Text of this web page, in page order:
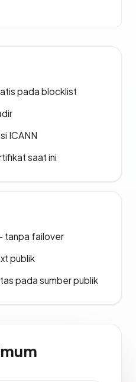
pada blocklist
ICANN
saat ini
tanpa failover
publik
pada sumber publik